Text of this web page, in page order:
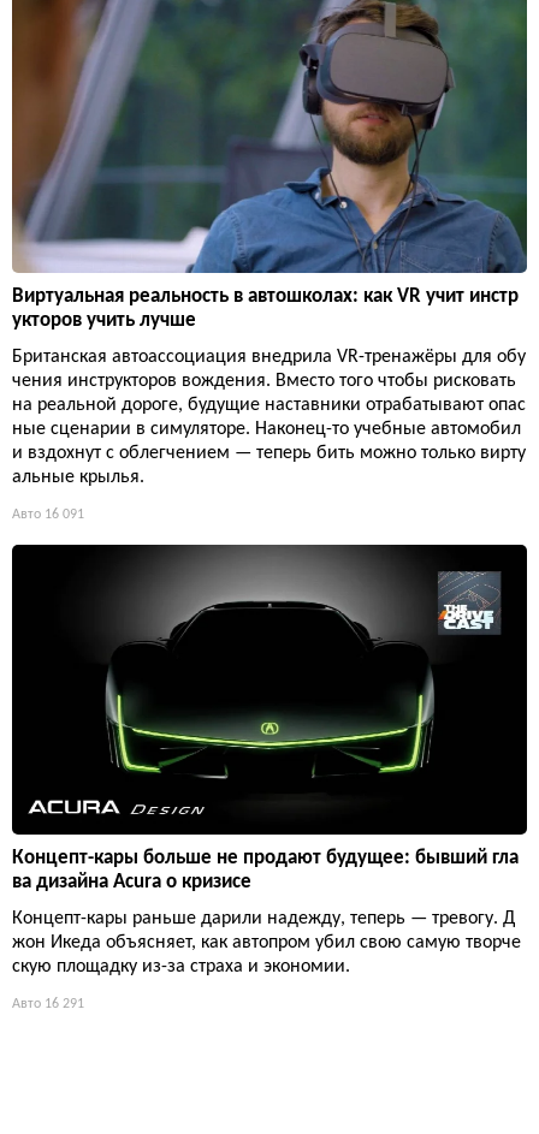
Виртуальная реальность в автошколах: как VR учит инстр
укторов учить лучше
Британская автоассоциация внедрила VR-тренажёры для обу
чения инструкторов вождения. Вместо того чтобы рисковать
на реальной дороге, будущие наставники отрабатывают опас
ные сценарии в симуляторе. Наконец-то учебные автомобил
и вздохнут с облегчением — теперь бить можно только вирту
альные крылья.
Авто 16 091
Концепт-кары больше не продают будущее: бывший гла
ва дизайна Acura о кризисе
Концепт-кары раньше дарили надежду, теперь — тревогу. Д
жон Икеда объясняет, как автопром убил свою самую творче
скую площадку из-за страха и экономии.
Авто 16 291